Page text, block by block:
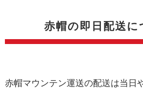
赤帽の即日配送に
赤帽マウンテン運送の配送は当日